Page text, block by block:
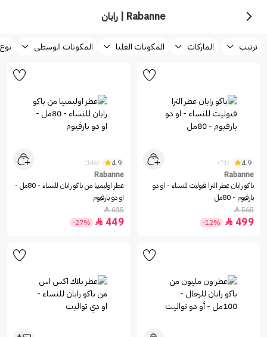
Rabanne | رابان
ترتيب الماركات المكونات العليا المكونات الوسطى
4.9
(71)
Rabanne
باكو رابان عطر الترا فيوليت للنساء - او دو
بارفيوم - 80مل
565

499

-12%
4.9
(146)
Rabanne
عطر اوليمبيا من باكو رابان للنساء - 80مل -
او دو بارفيوم
615

449

-27%